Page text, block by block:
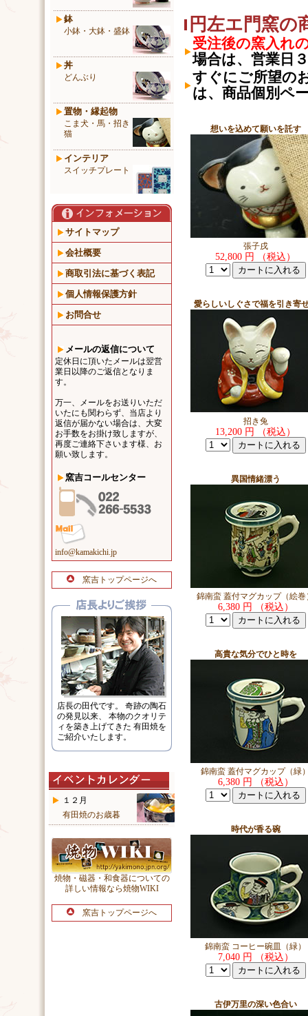
鉢
小鉢・大鉢・盛鉢
丼
どんぶり
置物・縁起物
こま犬・馬・招き
猫
インテリア
スイッチプレート
サイトマップ
会社概要
商取引法に基づく表記
個人情報保護方針
お問合せ
メールの返信について
定休日に頂いたメールは翌営
業日以降のご返信となりま
す。
万一、メールをお送りいただ
いたにも関わらず、当店より
返信が届かない場合は、大変
お手数をお掛け致しますが、
再度ご連絡下さいます様、お
願い致します。
窯吉コールセンター
info@kamakichi.jp
窯吉トップページへ
店長の田代です。 奇跡の陶石
の発見以来、 本物のクオリテ
ィを築き上げてきた 有田焼を
ご紹介いたします。
１２月
有田焼のお歳暮
焼物・磁器・和食器についての
詳しい情報なら焼物WIKI
窯吉トップページへ
円左エ門窯の
受注後の窯入れ
場合は、営業日
すぐにご所望の
は、商品個別ペ
想いを込めて願いを託す
張子戌
52,800 円 （税込）
愛らしいしぐさで福を引き寄
招き兔
13,200 円 （税込）
異国情緒漂う
錦南蛮 蓋付マグカップ（絵巻
6,380 円 （税込）
高貴な気分でひと時を
錦南蛮 蓋付マグカップ（緑
6,380 円 （税込）
時代が香る碗
錦南蛮 コーヒー碗皿（緑）
7,040 円 （税込）
古伊万里の深い色合い